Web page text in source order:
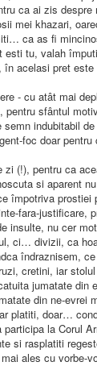
ca ai zis despre
mei khazari,
ca as fi
esti tu, valah
acelasi pret este
- cu atât mai
pentru sfântul
indubitabil
foc doar pentru
(!), pentru ca
si aparent
împotriva prostiei
fara-justificare,
insulte, nu cer
ci… divizii, ca
îndraznisem,
cretini, iar
jumatate din
din ne-evrei
platiti, doar…
la Corul
si rasplatiti
ales cu vorbe-